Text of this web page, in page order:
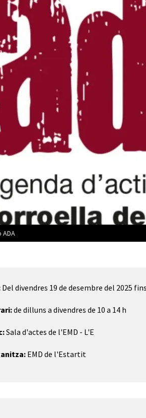
ADA
Del divendres 19 de desembre del 2025
de dilluns a divendres de 10 a 14 h
Sala d'actes de l'EMD - L'E
EMD de l'Estartit